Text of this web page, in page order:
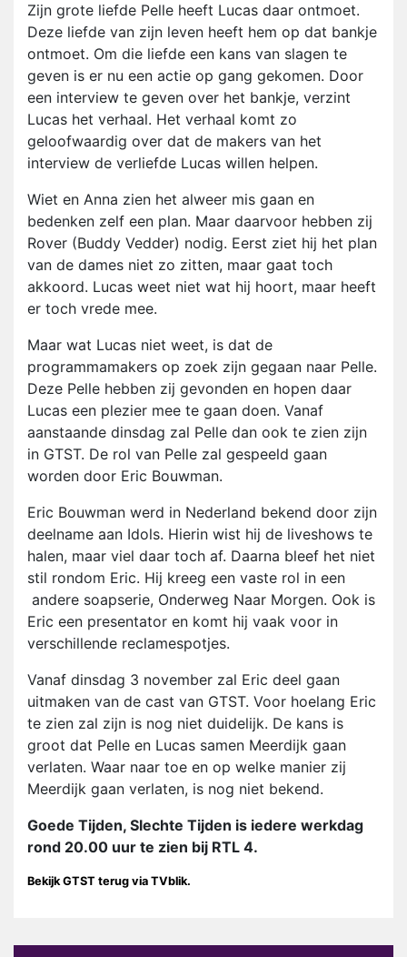
Zijn grote liefde Pelle heeft Lucas daar ontmoet.
Deze liefde van zijn leven heeft hem op dat bankje
ontmoet. Om die liefde een kans van slagen te
geven is er nu een actie op gang gekomen. Door
een interview te geven over het bankje, verzint
Lucas het verhaal. Het verhaal komt zo
geloofwaardig over dat de makers van het
interview de verliefde Lucas willen helpen.
Wiet en Anna zien het alweer mis gaan en
bedenken zelf een plan. Maar daarvoor hebben zij
Rover (Buddy Vedder) nodig. Eerst ziet hij het plan
van de dames niet zo zitten, maar gaat toch
akkoord. Lucas weet niet wat hij hoort, maar heeft
er toch vrede mee.
Maar wat Lucas niet weet, is dat de
programmamakers op zoek zijn gegaan naar Pelle.
Deze Pelle hebben zij gevonden en hopen daar
Lucas een plezier mee te gaan doen. Vanaf
aanstaande dinsdag zal Pelle dan ook te zien zijn
in GTST. De rol van Pelle zal gespeeld gaan
worden door Eric Bouwman.
Eric Bouwman werd in Nederland bekend door zijn
deelname aan Idols. Hierin wist hij de liveshows te
halen, maar viel daar toch af. Daarna bleef het niet
stil rondom Eric. Hij kreeg een vaste rol in een
andere soapserie, Onderweg Naar Morgen. Ook is
Eric een presentator en komt hij vaak voor in
verschillende reclamespotjes.
Vanaf dinsdag 3 november zal Eric deel gaan
uitmaken van de cast van GTST. Voor hoelang Eric
te zien zal zijn is nog niet duidelijk. De kans is
groot dat Pelle en Lucas samen Meerdijk gaan
verlaten. Waar naar toe en op welke manier zij
Meerdijk gaan verlaten, is nog niet bekend.
Goede Tijden, Slechte Tijden is iedere werkdag
rond 20.00 uur te zien bij RTL 4.
Bekijk GTST terug via TVblik.